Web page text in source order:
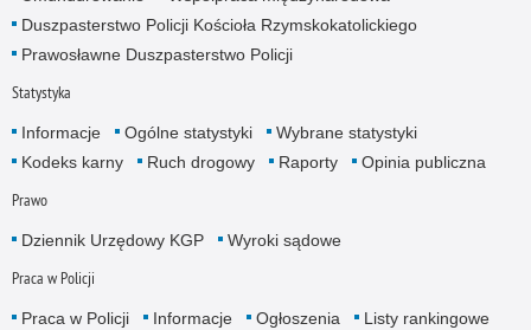
Duszpasterstwo Policji Kościoła Rzymskokatolickiego
Prawosławne Duszpasterstwo Policji
Statystyka
Informacje Ogólne statystyki
Wybrane statystyki
Kodeks karny
Ruch drogowy Raporty Opinia publiczna
Prawo
Dziennik Urzędowy KGP Wyroki sądowe
Praca w Policji
Praca w Policji Informacje Ogłoszenia
Listy rankingowe